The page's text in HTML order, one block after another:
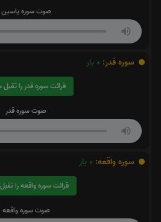
صوت سوره یاسین
سوره قدر: 0 بار
قرائت سوره قدر را تقبل میکنم
صوت سوره قدر
سوره واقعه: 0 بار
قرائت سوره واقعه را تقبل میکنم
صوت سوره واقعه